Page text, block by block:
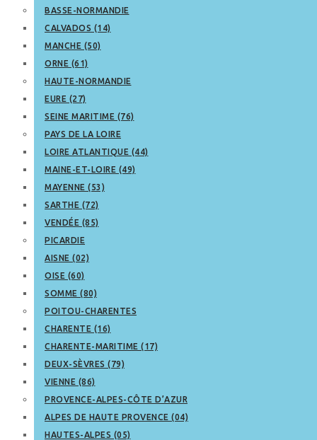
BASSE-NORMANDIE
CALVADOS (14)
MANCHE (50)
ORNE (61)
HAUTE-NORMANDIE
EURE (27)
SEINE MARITIME (76)
PAYS DE LA LOIRE
LOIRE ATLANTIQUE (44)
MAINE-ET-LOIRE (49)
MAYENNE (53)
SARTHE (72)
VENDÉE (85)
PICARDIE
AISNE (02)
OISE (60)
SOMME (80)
POITOU-CHARENTES
CHARENTE (16)
CHARENTE-MARITIME (17)
DEUX-SÈVRES (79)
VIENNE (86)
PROVENCE-ALPES-CÔTE D’AZUR
ALPES DE HAUTE PROVENCE (04)
HAUTES-ALPES (05)